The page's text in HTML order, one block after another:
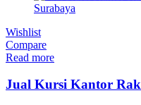
Wishlist
Compare
Read more
Jual Kursi Kantor